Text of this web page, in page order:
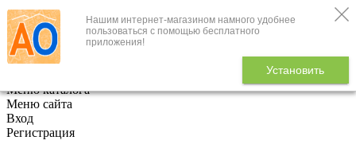
Нашим интернет-магазином намного удобнее
пользоваться с помощью бесплатного
приложения!
Установить
+7 (495) 646-888-1
В корзине
Меню каталога
Меню сайта
Вход
Регистрация